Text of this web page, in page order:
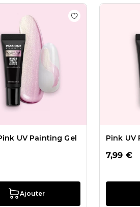
souhaits Babyboomer UV Painting
UV Painting Gel
Ajouter
Ajouter à la liste
Pink UV
7,99 €